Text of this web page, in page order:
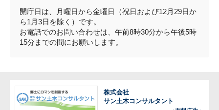
開庁日は、月曜日から金曜日（祝日および12月29日か
ら1月3日を除く）です。
お電話でのお問い合わせは、午前8時30分から午後5時
15分までの間にお願いします。
株式会社
サン土木コンサルタント